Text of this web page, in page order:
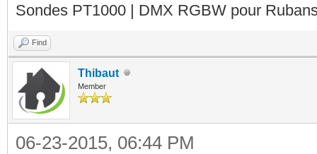
Sondes PT1000 | DMX RGBW pour
Find
Thibaut
Member
06-23-2015, 06:44 PM